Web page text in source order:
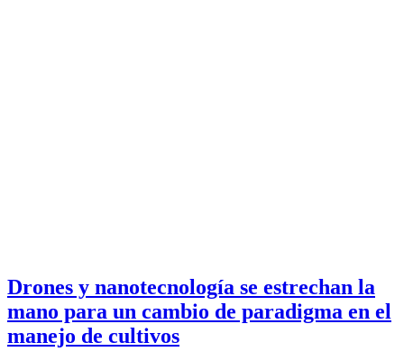
Drones y nanotecnología se estrechan la
mano para un cambio de paradigma en el
manejo de cultivos